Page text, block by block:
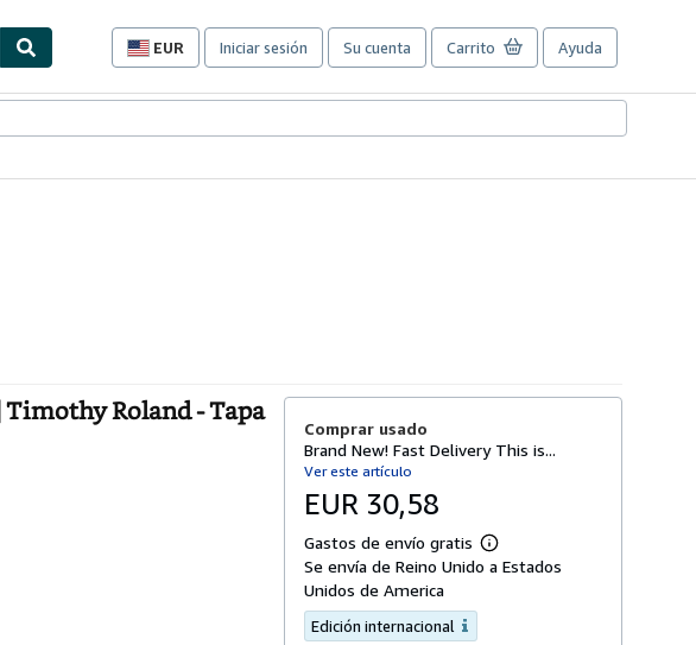
EUR
Preferencias
compra
sitio.
Iniciar sesión Su cuenta Carrito Ayuda
Timothy Roland - Tapa
Comprar usado
Brand New! Fast Delivery This is...
Ver este artículo
EUR 30,58
Gastos de envío gratis
M
á
Se envía de Reino Unido a Estados
Unidos de America
Edición internacional